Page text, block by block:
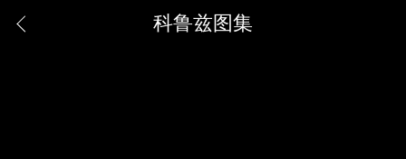
科鲁兹图集